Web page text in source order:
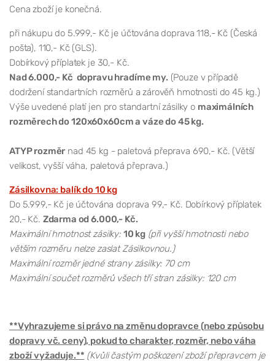
Cena zboží je konečná.
při nákupu do 5.999,- Kč je účtována doprava 118,- Kč (Česká
pošta), 110,- Kč (GLS).
Dobírkový příplatek je 30,- Kč.
Nad 6.000,- Kč dopravu hradíme my. (Pouze v případě
dodržení standartních rozměrů a zárověň hmotnosti do 45 kg.)
Výše uvedené platí jen pro standartní zásilky o maximálních
rozměrech do 120x60x60cm a váze do 45 kg.
ATYP rozměr nad 45 kg - paletová přeprava 690,- Kč. (Větší
velikost, vyšší váha, paletová přeprava.)
Zásilkovna: balík do 10 kg
Do 5.999,- Kč je účtována doprava 99,- Kč. Dobírkový příplatek
20,- Kč. Zdarma od 6.000,- Kč.
Maximální hmotnost zásilky: 10 kg (při vyšší hmotnosti nebo
větším rozměru nelze zaslat Zásilkovnou.)
Maximální rozměr jedné strany zásilky: 70 cm
Maximální součet rozměrů všech tří stran zásilky: 120 cm
**Vyhrazujeme si právo na změnu dopravce (nebo způsobu
dopravy vč. ceny), pokud to charakter, rozměr, nebo váha
zboží vyžaduje.** (Kvůli častým poškození zboží přepravcem je